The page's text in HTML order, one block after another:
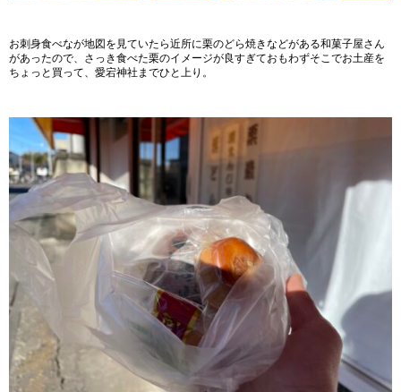
お刺身食べなが地図を見ていたら近所に栗のどら焼きなどがある和菓子屋さん
があったので、さっき食べた栗のイメージが良すぎておもわずそこでお土産を
ちょっと買って、愛宕神社までひと上り。